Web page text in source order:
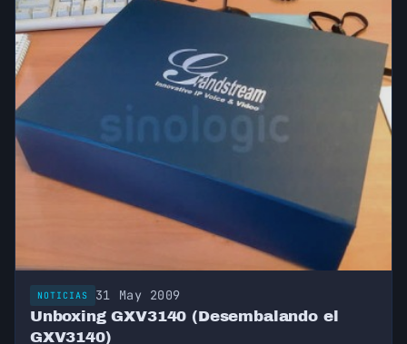
NOTICIAS 31 May 2009
Unboxing GXV3140 (Desembalando el
GXV3140)